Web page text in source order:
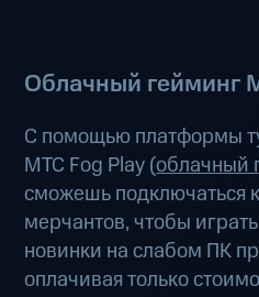
Облачный гейминг
С помощью платформы
МТС Fog Play (облачный
сможешь подключаться
мерчантов, чтобы
новинки на слабом ПК
оплачивая только